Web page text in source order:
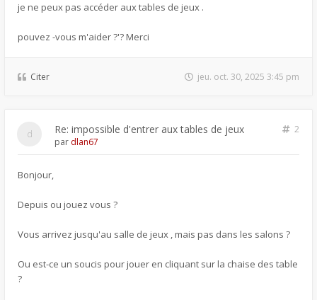
je ne peux pas accéder aux tables de jeux .
pouvez -vous m'aider ?'? Merci
Citer jeu. oct. 30, 2025 3:45 pm
Re: impossible d'entrer aux tables de jeux
2
par dlan67
Bonjour,
Depuis ou jouez vous ?
Vous arrivez jusqu'au salle de jeux , mais pas dans les salons ?
Ou est-ce un soucis pour jouer en cliquant sur la chaise des table
?